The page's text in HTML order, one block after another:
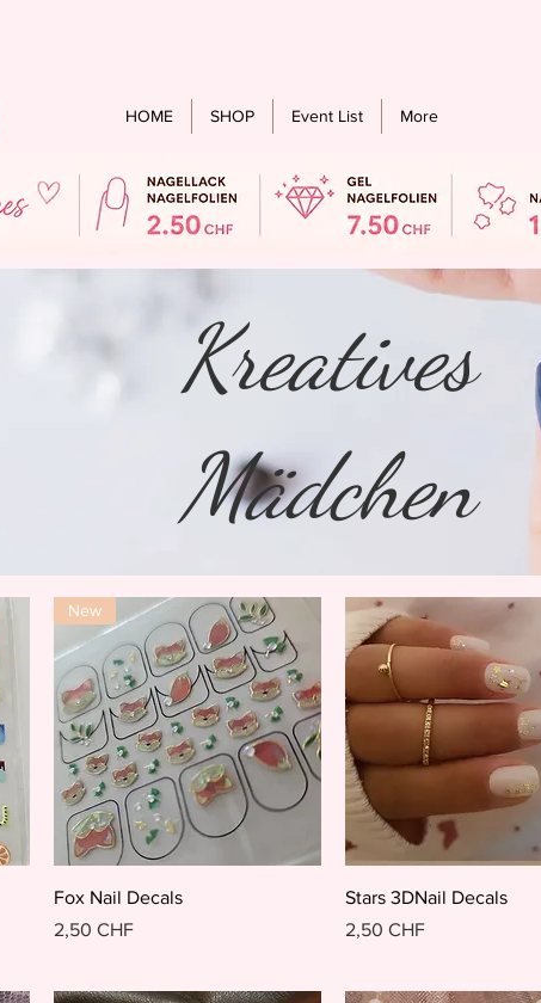
HOME SHOP Event List More
Kreatives
Mädchen
Schnellansicht
New
Fox Nail Decals
Preis
2,50 CHF
Schnellansicht
Stars 3DNail Decals
Preis
2,50 CHF